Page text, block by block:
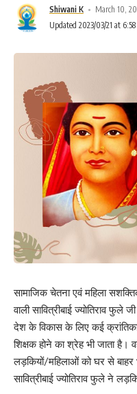
Shiwani K
March 10,
Updated 2023/03/21 at
सामाजिक चेतना एवं महिला
वाली सावित्रीबाई ज्योतिराव
देश के विकास के लिए कई
शिक्षक होने का श्रेह भी जाता है।
लड़कियों/महिलाओं को घर से बाहर
सावित्रीबाई ज्योतिराव फुले ने